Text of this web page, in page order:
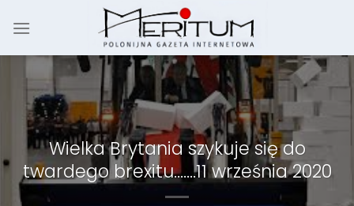
Wielka Brytania szykuje się do
twardego brexitu…….11 września 2020